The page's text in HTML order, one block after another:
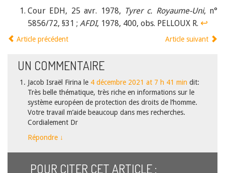
Cour EDH, 25 avr. 1978, Tyrer c. Royaume-Uni, n°
5856/72, §31 ; AFDI, 1978, 400, obs. PELLOUX R. ↩
Article précédent Article suivant
UN COMMENTAIRE
Jacob Israël Firina le 4 décembre 2021 at 7 h 41 min dit:
Très belle thématique, très riche en informations sur le
système européen de protection des droits de l’homme.
Votre travail m’aide beaucoup dans mes recherches.
Cordialement Dr
Répondre ↓
POUR CITER CET ARTICLE :